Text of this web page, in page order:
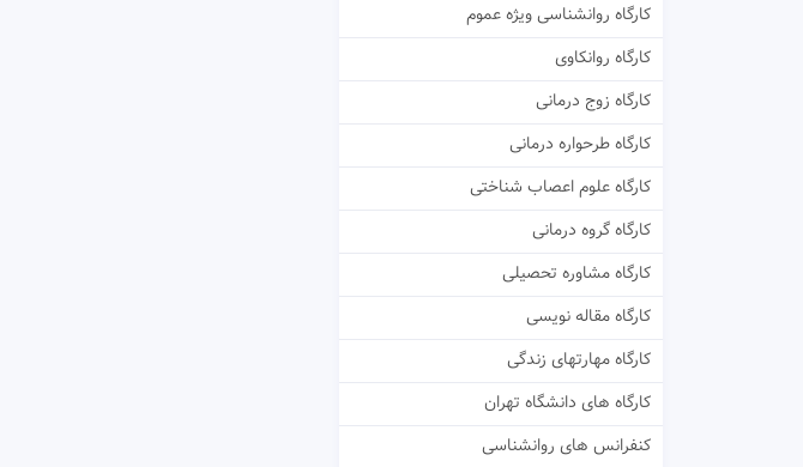
کارگاه روانشناسی ویژه عموم
کارگاه روانکاوی
کارگاه زوج درمانی
کارگاه طرحواره درمانی
کارگاه علوم اعصاب شناختی
کارگاه گروه درمانی
کارگاه مشاوره تحصیلی
کارگاه مقاله نویسی
کارگاه مهارتهای زندگی
کارگاه های دانشگاه تهران
کنفرانس های روانشناسی